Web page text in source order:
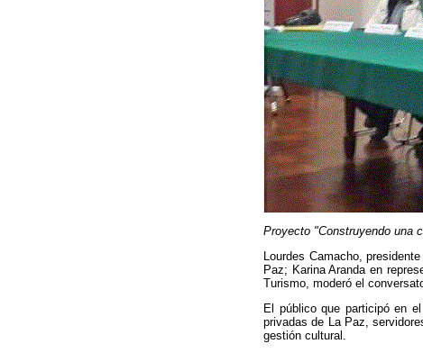
Proyecto "Construyendo una
Lourdes Camacho,
Paz; Karina Aranda en
Turismo, moderó el
El público que participó en
privadas de La Paz,
gestión cultural.